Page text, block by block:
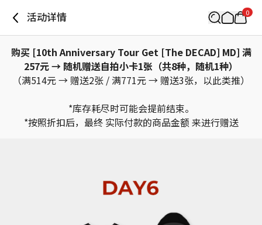
活动详情 0
购买 [10th Anniversary Tour Get [The DECAD] MD] 满
257元 → 随机赠送自拍小卡1张（共8种，随机1种）
（满514元 → 赠送2张 / 满771元 → 赠送3张，以此类推）
*库存耗尽时可能会提前结束。
*按照折扣后，最终 实际付款的商品金额 来进行赠送